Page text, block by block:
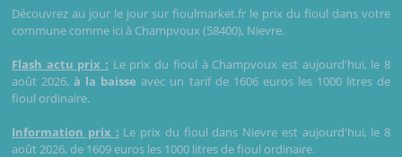
Découvrez au jour le jour sur fioulmarket.fr le prix du fioul dans votre
commune comme ici à Champvoux (58400), Nievre.
Flash actu prix : Le prix du fioul à Champvoux est aujourd'hui, le 8
août 2026,à la baisse avec un tarif de 1606 euros les 1000 litres de
fioul ordinaire.
Information prix : Le prix du fioul dans Nievre est aujourd'hui, le 8
août 2026, de 1609 euros les 1000 litres de fioul ordinaire.